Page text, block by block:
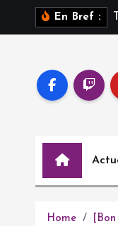
En Bref :
Home